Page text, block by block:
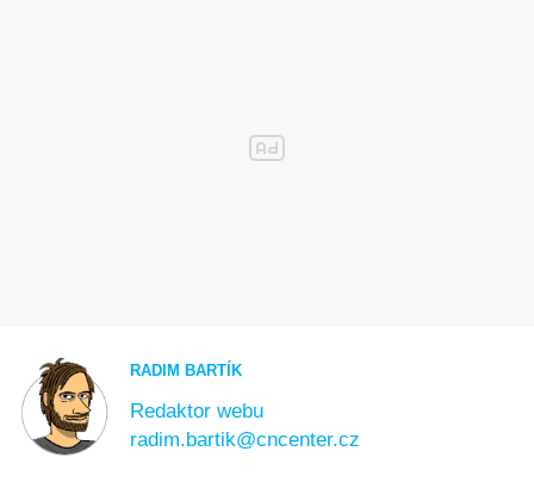
RADIM BARTÍK
Redaktor webu
radim.bartik@cncenter.cz